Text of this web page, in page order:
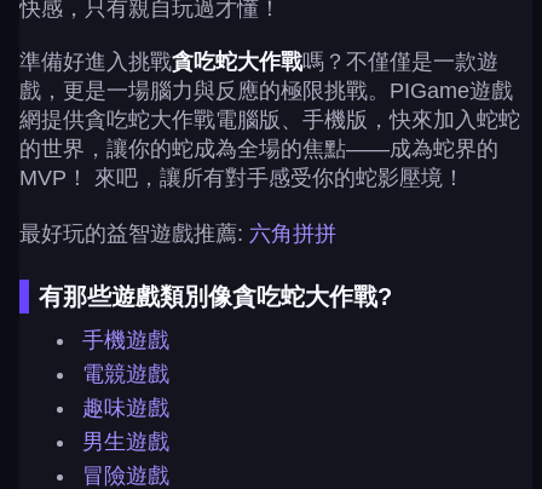
快感，只有親自玩過才懂！
準備好進入挑戰貪吃蛇大作戰嗎？不僅僅是一款遊
戲，更是一場腦力與反應的極限挑戰。PIGame遊戲
網提供貪吃蛇大作戰電腦版、手機版，快來加入蛇蛇
的世界，讓你的蛇成為全場的焦點——成為蛇界的
MVP！ 來吧，讓所有對手感受你的蛇影壓境！
最好玩的益智遊戲推薦: 六角拼拼
有那些遊戲類別像貪吃蛇大作戰?
手機遊戲
電競遊戲
趣味遊戲
男生遊戲
冒險遊戲